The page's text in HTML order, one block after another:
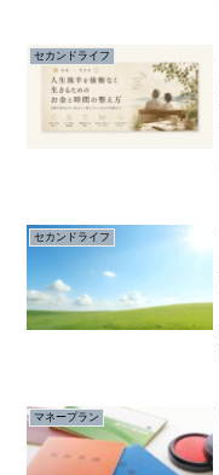
セカンドライフ
セカンドライフ
マネープラン